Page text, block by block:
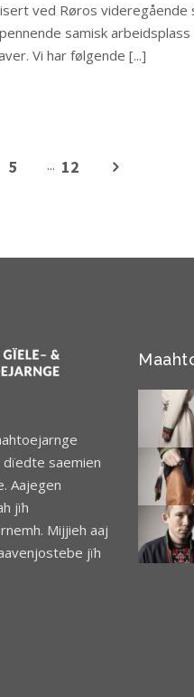
ved Røros videregående
samisk
Vi har følgende [...]
5 ... 12
saemien
Aajegen
jïh
Mijjieh aaj
jïh